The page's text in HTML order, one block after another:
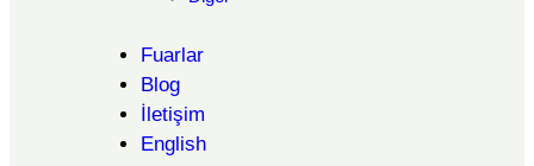
Fuarlar
Blog
İletişim
English